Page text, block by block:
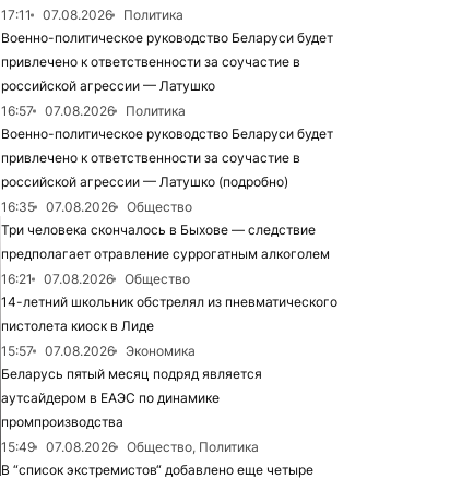
17:11
07.08.2026
Политика
Военно-политическое руководство Беларуси будет
привлечено к ответственности за соучастие в
российской агрессии — Латушко
16:57
07.08.2026
Политика
Военно-политическое руководство Беларуси будет
привлечено к ответственности за соучастие в
российской агрессии — Латушко (подробно)
16:35
07.08.2026
Общество
Три человека скончалось в Быхове — следствие
предполагает отравление суррогатным алкоголем
16:21
07.08.2026
Общество
14-летний школьник обстрелял из пневматического
пистолета киоск в Лиде
15:57
07.08.2026
Экономика
Беларусь пятый месяц подряд является
аутсайдером в ЕАЭС по динамике
промпроизводства
15:49
07.08.2026
Общество, Политика
В “список экстремистов“ добавлено еще четыре